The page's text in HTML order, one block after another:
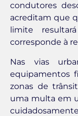
condutores
acreditam que
limite
corresponde à
Nas vias
equipamentos
zonas de
uma multa em